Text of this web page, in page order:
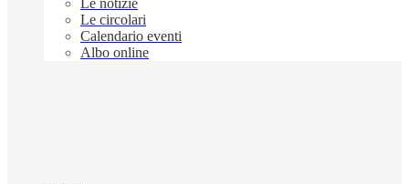
Le notizie
Le circolari
Calendario eventi
Albo online